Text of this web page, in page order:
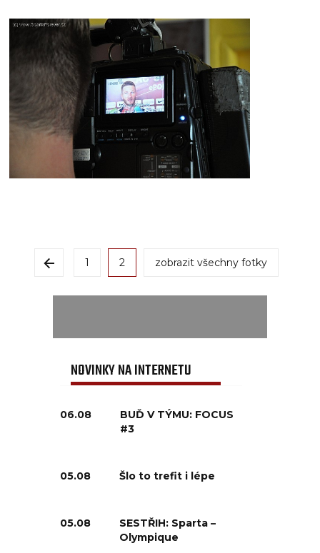
1 2 zobrazit všechny fotky
NOVINKY NA INTERNETU
06.08
BUĎ V TÝMU: FOCUS
#3
05.08 Šlo to trefit i lépe
05.08
SESTŘIH: Sparta –
Olympique